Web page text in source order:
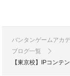
バンタンゲームアカ
ブログ一覧
【東京校】IPコンテ